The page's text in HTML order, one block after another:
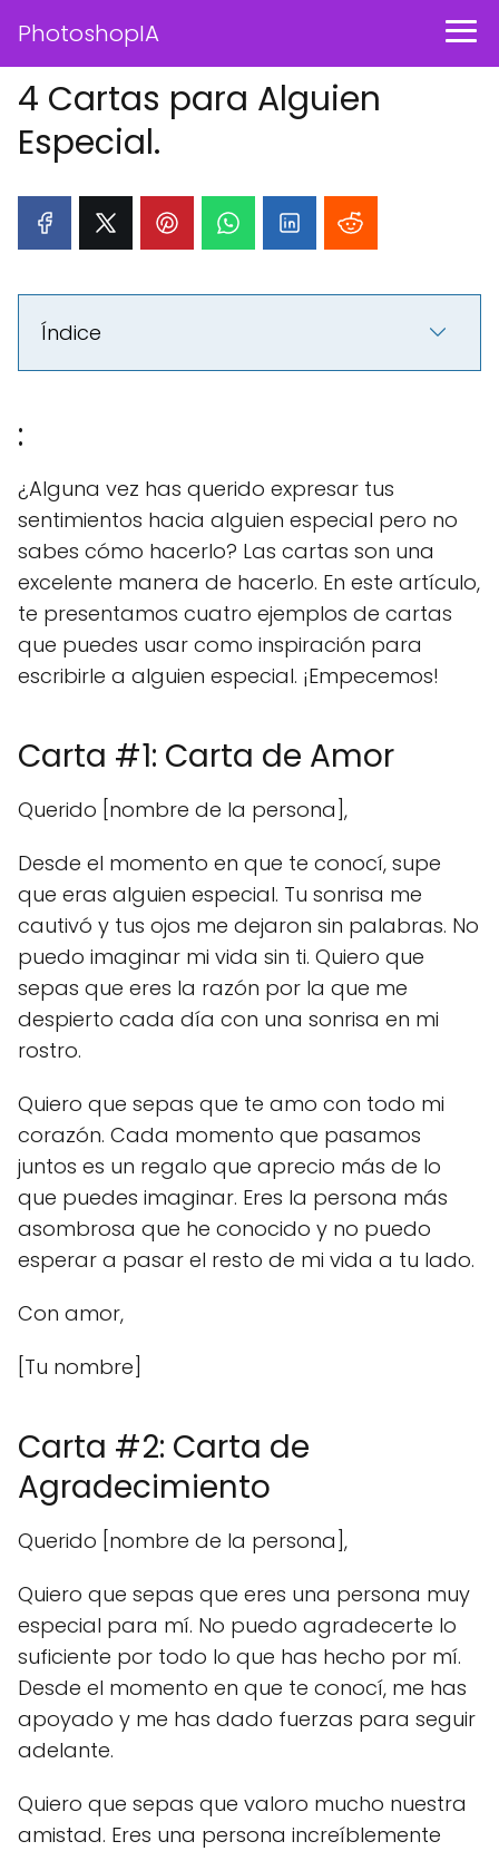
PhotoshopIA
4 Cartas para Alguien
Especial.
Índice
:
¿Alguna vez has querido expresar tus
sentimientos hacia alguien especial pero no
sabes cómo hacerlo? Las cartas son una
excelente manera de hacerlo. En este artículo,
te presentamos cuatro ejemplos de cartas
que puedes usar como inspiración para
escribirle a alguien especial. ¡Empecemos!
Carta #1: Carta de Amor
Querido [nombre de la persona],
Desde el momento en que te conocí, supe
que eras alguien especial. Tu sonrisa me
cautivó y tus ojos me dejaron sin palabras. No
puedo imaginar mi vida sin ti. Quiero que
sepas que eres la razón por la que me
despierto cada día con una sonrisa en mi
rostro.
Quiero que sepas que te amo con todo mi
corazón. Cada momento que pasamos
juntos es un regalo que aprecio más de lo
que puedes imaginar. Eres la persona más
asombrosa que he conocido y no puedo
esperar a pasar el resto de mi vida a tu lado.
Con amor,
[Tu nombre]
Carta #2: Carta de
Agradecimiento
Querido [nombre de la persona],
Quiero que sepas que eres una persona muy
especial para mí. No puedo agradecerte lo
suficiente por todo lo que has hecho por mí.
Desde el momento en que te conocí, me has
apoyado y me has dado fuerzas para seguir
adelante.
Quiero que sepas que valoro mucho nuestra
amistad. Eres una persona increíblemente